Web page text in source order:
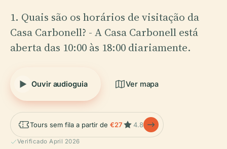
1. Quais são os horários de visitação da
Casa Carbonell? - A Casa Carbonell está
aberta das 10:00 às 18:00 diariamente.
Ouvir audioguia Ver mapa
Tours sem fila a partir de €27 4.8
Verificado April 2026